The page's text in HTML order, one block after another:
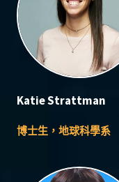
Katie Strattman
博士生，地球科學系